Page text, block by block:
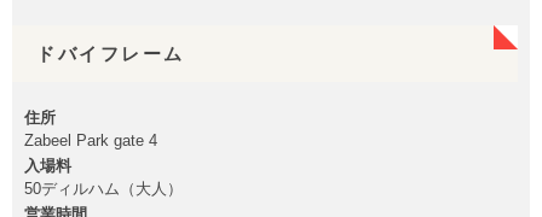
ドバイフレーム
住所
Zabeel Park gate 4
入場料
50ディルハム（大人）